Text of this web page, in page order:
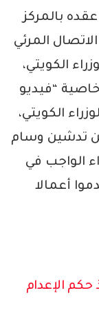
بالمركز
المرئي
الكويتي،
“فيديو
الكويتي،
تدشين وسام
الواجب في
أعمالا
الإعدام